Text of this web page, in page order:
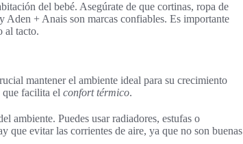
del bebé. Asegúrate de que cortinas, ropa de
Aden + Anais son marcas confiables. Es importante
al tacto.
mantener el ambiente ideal para su crecimiento
que facilita el confort térmico.
ambiente. Puedes usar radiadores, estufas o
que evitar las corrientes de aire, ya que no son buenas